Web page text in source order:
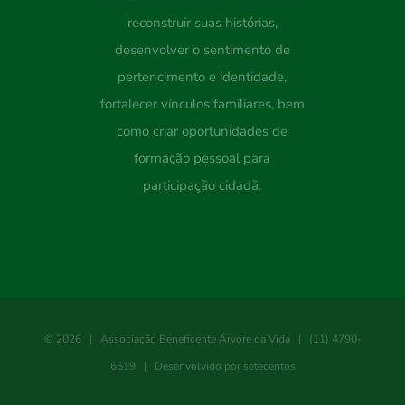
reconstruir suas histórias,
desenvolver o sentimento de
pertencimento e identidade,
fortalecer vínculos familiares, bem
como criar oportunidades de
formação pessoal para
participação cidadã.
© 2026 | Associação Beneficente Árvore da Vida| (11) 4790-
6619 | Desenvolvido por setecentos